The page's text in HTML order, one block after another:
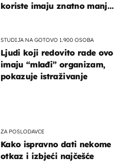
koriste imaju znatno manji
STUDIJA NA GOTOVO 1.900 OSOBA
Ljudi koji redovito rade ovo
imaju “mlađi” organizam,
pokazuje istraživanje
ZA POSLODAVCE
Kako ispravno dati nekome
otkaz i izbjeći najčešće